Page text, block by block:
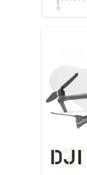
0